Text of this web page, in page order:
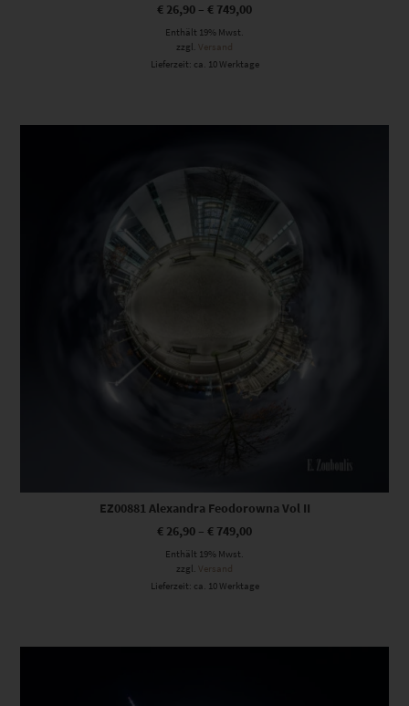
€ 26,90 – € 749,00
Enthält 19% Mwst.
zzgl.
Versand
Lieferzeit: ca. 10 Werktage
Dieses Produkt weist mehrere Varianten auf. Die Optionen können auf der Produktseite gewählt werden
EZ00881 Alexandra Feodorowna Vol II
€ 26,90 – € 749,00
Enthält 19% Mwst.
zzgl.
Versand
Lieferzeit: ca. 10 Werktage
Dieses Produkt weist mehrere Varianten auf. Die Optionen können auf der Produktseite gewählt werden